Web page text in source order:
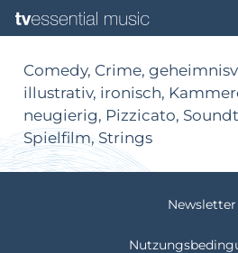
Comedy, Crime,
illustrativ, ironisch,
neugierig, Pizzicato,
Spielfilm, Strings
Newsletter